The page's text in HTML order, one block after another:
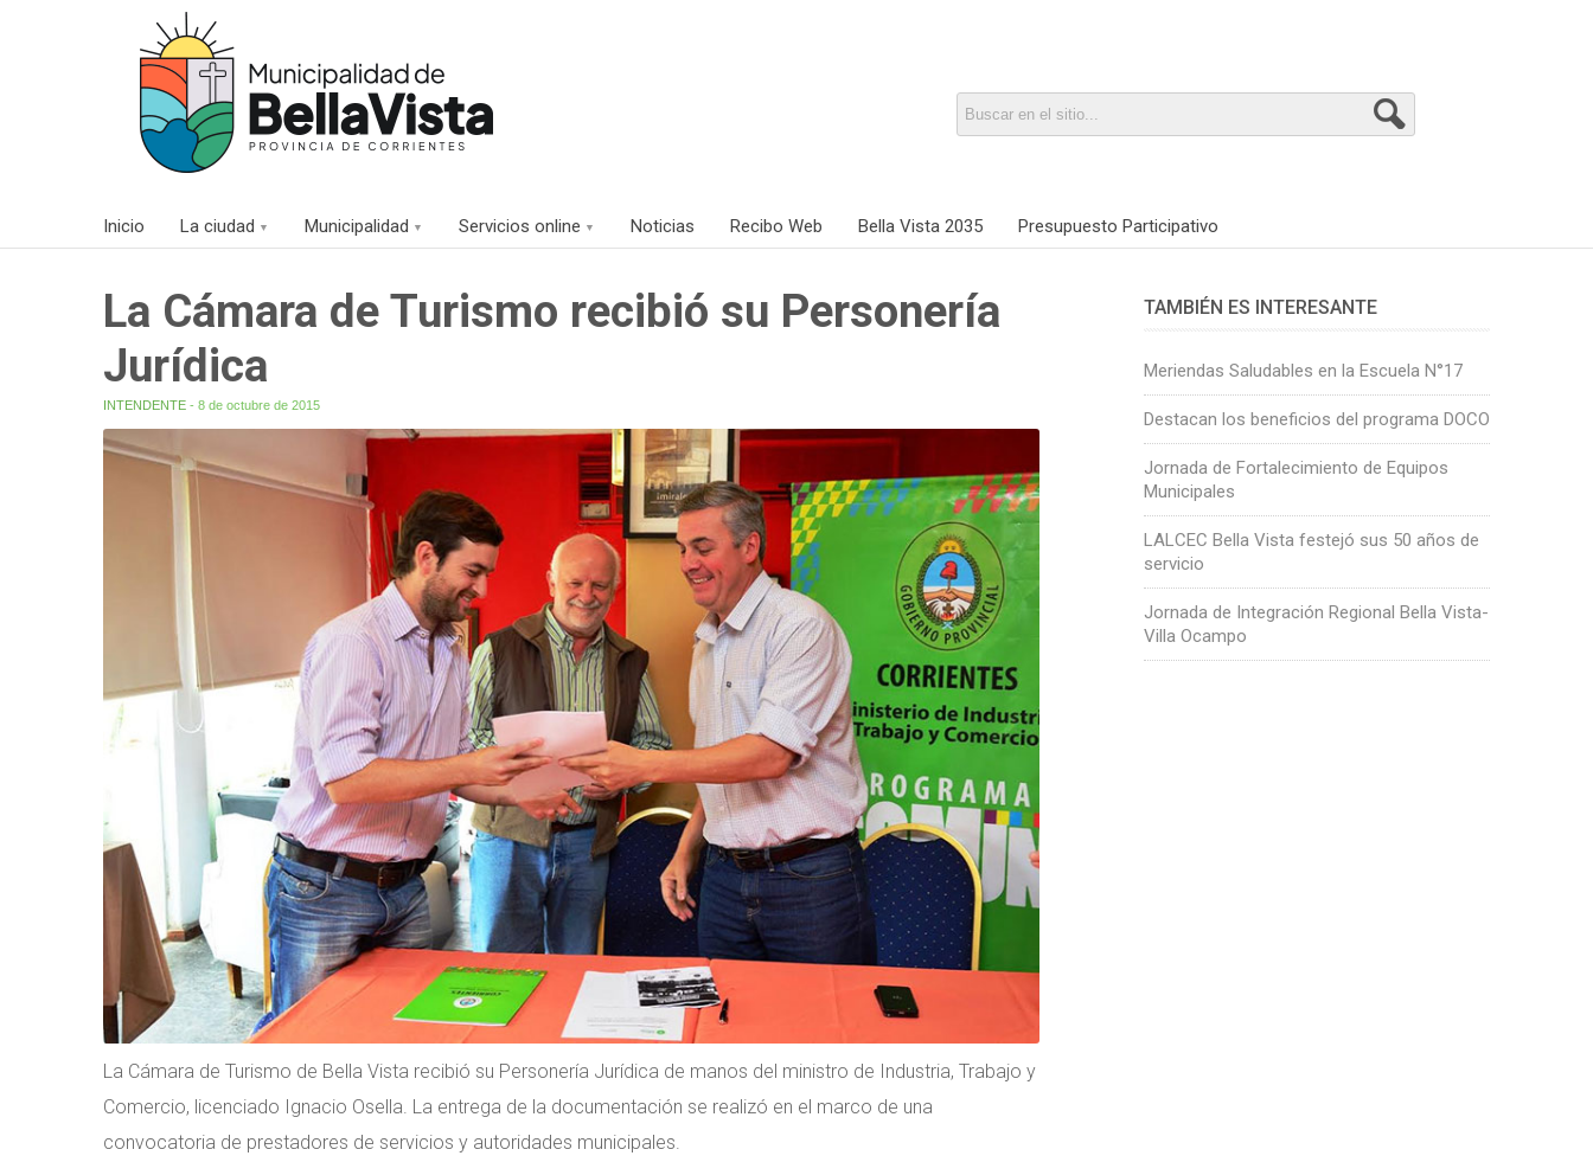
Inicio La ciudad Municipalidad Servicios online Noticias Recibo Web Bella Vista 2035 Presupuesto Participativo
La Cámara de Turismo recibió su Personería
Jurídica
INTENDENTE - 8 de octubre de 2015
La Cámara de Turismo de Bella Vista recibió su Personería Jurídica de manos del ministro de Industria, Trabajo y
Comercio, licenciado Ignacio Osella. La entrega de la documentación se realizó en el marco de una
convocatoria de prestadores de servicios y autoridades municipales.
TAMBIÉN ES INTERESANTE
Meriendas Saludables en la Escuela N°17
Destacan los beneficios del programa DOCO
Jornada de Fortalecimiento de Equipos
Municipales
LALCEC Bella Vista festejó sus 50 años de
servicio
Jornada de Integración Regional Bella Vista-
Villa Ocampo